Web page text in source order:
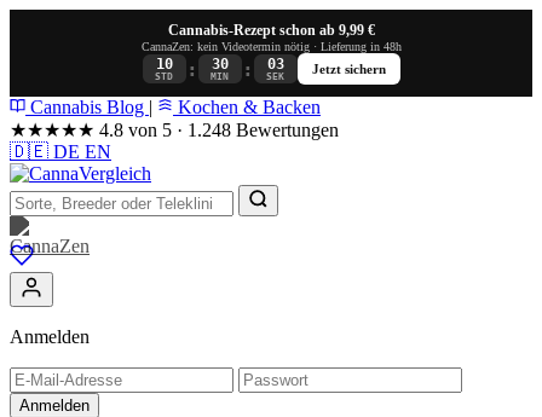
Cannabis-Rezept schon ab 9,99 €
CannaZen: kein Videotermin nötig · Lieferung in 48h
10
STD : 30
MIN : 02
SEK
Jetzt sichern
Cannabis Blog |
Kochen & Backen
★★★★★ 4.8 von 5 · 1.248 Bewertungen
🇩🇪 DE EN
Anmelden
Anmelden